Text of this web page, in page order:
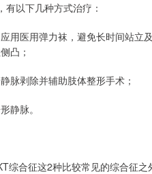
有以下几种方式治疗：
用医用弹力袜，避免长时间站立
凸；
脉剥除并辅助肢体整形手术；
静脉。
综合征这2种比较常见的综合征